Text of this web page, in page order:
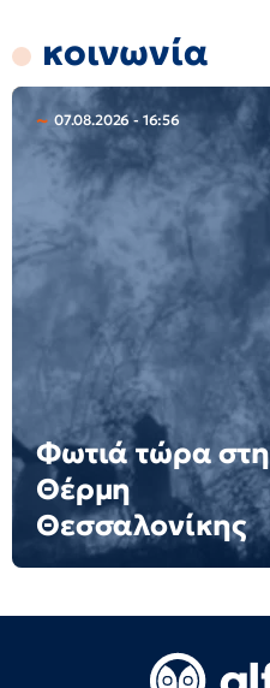
κοινωνία
07.08.2026 - 16:56
Φωτιά τώρα στη
Θέρμη
Θεσσαλονίκης